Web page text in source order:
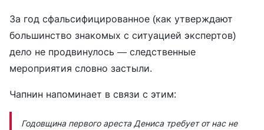
За год сфальсифицированное (как утверждают
большинство знакомых с ситуацией экспертов)
дело не продвинулось — следственные
мероприятия словно застыли.
Чапнин напоминает в связи с этим:
Годовщина первого ареста Дениса требует от нас не